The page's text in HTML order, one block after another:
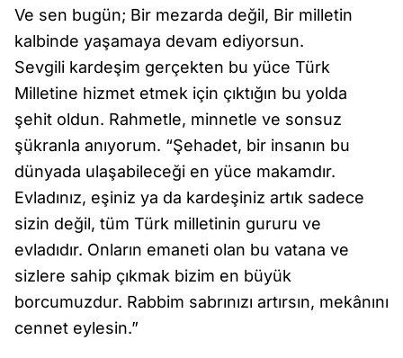
Ve sen bugün; Bir mezarda değil, Bir milletin
kalbinde yaşamaya devam ediyorsun.
Sevgili kardeşim gerçekten bu yüce Türk
Milletine hizmet etmek için çıktığın bu yolda
şehit oldun. Rahmetle, minnetle ve sonsuz
şükranla anıyorum. “Şehadet, bir insanın bu
dünyada ulaşabileceği en yüce makamdır.
Evladınız, eşiniz ya da kardeşiniz artık sadece
sizin değil, tüm Türk milletinin gururu ve
evladıdır. Onların emaneti olan bu vatana ve
sizlere sahip çıkmak bizim en büyük
borcumuzdur. Rabbim sabrınızı artırsın, mekânını
cennet eylesin.”